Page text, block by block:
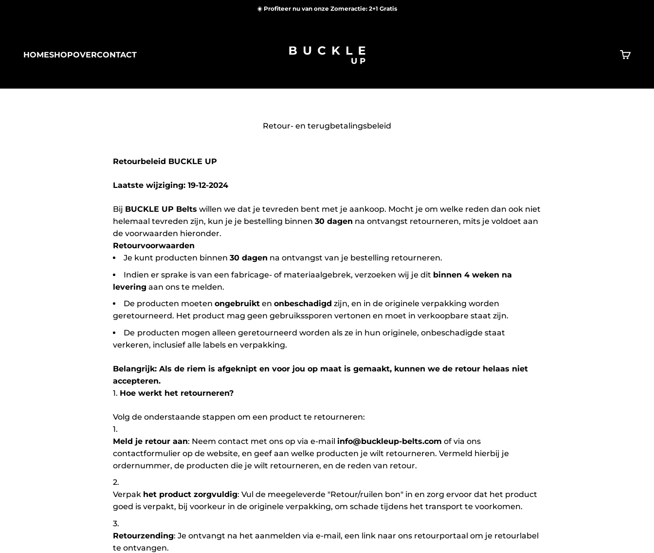
☀️ Profiteer nu van onze Zomeractie: 2+1 Gratis
HOMESHOPOVERCONTACT
Retour- en terugbetalingsbeleid
Retourbeleid BUCKLE UP
Laatste wijziging: 19-12-2024
Bij BUCKLE UP Belts willen we dat je tevreden bent met je aankoop. Mocht je om welke reden dan ook niet
helemaal tevreden zijn, kun je je bestelling binnen 30 dagen na ontvangst retourneren, mits je voldoet aan
de voorwaarden hieronder.
Retourvoorwaarden
Je kunt producten binnen 30 dagen na ontvangst van je bestelling retourneren.
Indien er sprake is van een fabricage- of materiaalgebrek, verzoeken wij je dit binnen 4 weken na
levering aan ons te melden.
De producten moeten ongebruikt en onbeschadigd zijn, en in de originele verpakking worden
geretourneerd. Het product mag geen gebruikssporen vertonen en moet in verkoopbare staat zijn.
De producten mogen alleen geretourneerd worden als ze in hun originele, onbeschadigde staat
verkeren, inclusief alle labels en verpakking.
Belangrijk: Als de riem is afgeknipt en voor jou op maat is gemaakt, kunnen we de retour helaas niet
accepteren.
1. Hoe werkt het retourneren?
Volg de onderstaande stappen om een product te retourneren:
Meld je retour aan: Neem contact met ons op via e-mail info@buckleup-belts.com of via ons
contactformulier op de website, en geef aan welke producten je wilt retourneren. Vermeld hierbij je
ordernummer, de producten die je wilt retourneren, en de reden van retour.
Verpak het product zorgvuldig: Vul de meegeleverde "Retour/ruilen bon" in en zorg ervoor dat het product
goed is verpakt, bij voorkeur in de originele verpakking, om schade tijdens het transport te voorkomen.
Retourzending: Je ontvangt na het aanmelden via e-mail, een link naar ons retourportaal om je retourlabel
te ontvangen.